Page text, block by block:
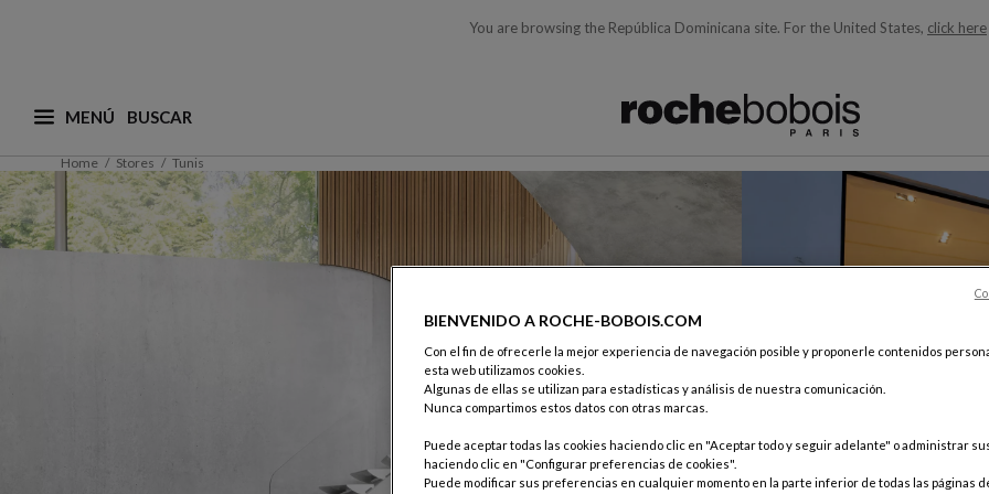
You are browsing the República Dominicana site. For the United States, click here
MENÚ
¿Qué está buscando? (adaptamos las sugerencias aquí debajo acorde con lo que está buscando)
Home Stores Tunis
BIENVENIDO A ROCHE-BOBOIS.COM
Con el fin de ofrecerle la mejor experiencia de navegación posible y proponerle contenidos
esta web utilizamos cookies.
Algunas de ellas se utilizan para estadísticas y análisis de nuestra comunicación.
Nunca compartimos estos datos con otras marcas.
Puede aceptar todas las cookies haciendo clic en "Aceptar todo y seguir adelante" o administrar
haciendo clic en "Configurar preferencias de cookies".
Puede modificar sus preferencias en cualquier momento en la parte inferior de todas las páginas